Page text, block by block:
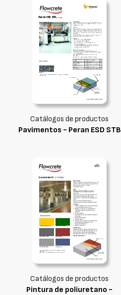
Catálogos de productos
Pavimentos - Peran ESD STB
Catálogos de productos
Pintura de poliuretano -